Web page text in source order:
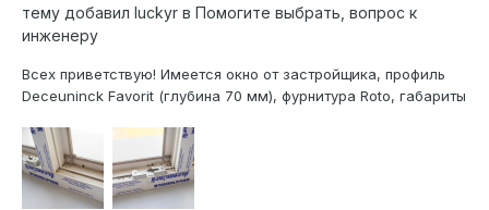
тему добавил luckyr в Помогите выбрать, вопрос к
инженеру
Всех приветствую! Имеется окно от застройщика, профиль
Deceuninck Favorit (глубина 70 мм), фурнитура Roto, габариты
демонтировать две установленные створки (одна —
поворотная, другая — поворотно-откидная) и поставить
вместо них одну большую,...